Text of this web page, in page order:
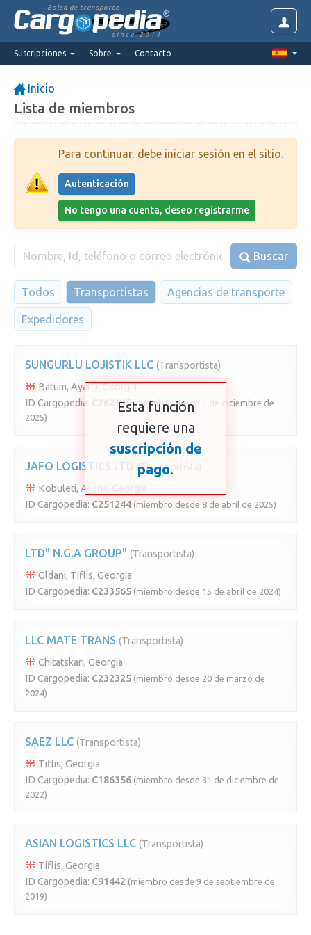
Bolsa de transporte
since 2014
Suscripciones Sobre Contacto
Inicio
Lista de miembros
Para continuar, debe iniciar sesión en el sitio.
Autenticación
No tengo una cuenta, deseo registrarme
Buscar
Todos Transportistas Agencias de transporte
Expedidores
SUNGURLU LOJISTIK LLC (Transportista)
Batum, Ayaria, Georgia
ID Cargopedia:
C262145 (miembro desde 1 de diciembre de
2025)
JAFO LOGISTICS LTD (Transportista)
Kobuleti, Ayaria, Georgia
ID Cargopedia: C251244 (miembro desde 8 de abril de 2025)
LTD" N.G.A GROUP" (Transportista)
Gldani, Tiflis, Georgia
ID Cargopedia: C233565 (miembro desde 15 de abril de 2024)
LLC MATE TRANS (Transportista)
Chitatskari, Georgia
ID Cargopedia: C232325 (miembro desde 20 de marzo de
2024)
SAEZ LLC (Transportista)
Tiflis, Georgia
ID Cargopedia: C186356 (miembro desde 31 de diciembre de
2022)
ASIAN LOGISTICS LLC (Transportista)
Tiflis, Georgia
ID Cargopedia: C91442 (miembro desde 9 de septiembre de
2019)
Esta función
requiere una
suscripción de
pago.